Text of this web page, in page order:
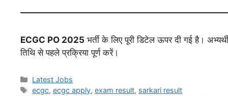
ECGC PO 2025 भर्ती के लिए पूरी डिटेल ऊपर दी गई है।
तिथि से पहले प्रक्रिया पूर्ण करें।
Latest Jobs
ecgc,ecgc apply,exam result, sarkari result